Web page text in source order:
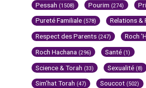
Pessah (1508) Pourim (274)
Pureté Familiale (578) Relations &
Respect des Parents (247) Roch
Roch Hachana (296) Santé (1)
Science & Torah (33) Sexualité (8)
Sim'hat Torah (47) Souccot (502)